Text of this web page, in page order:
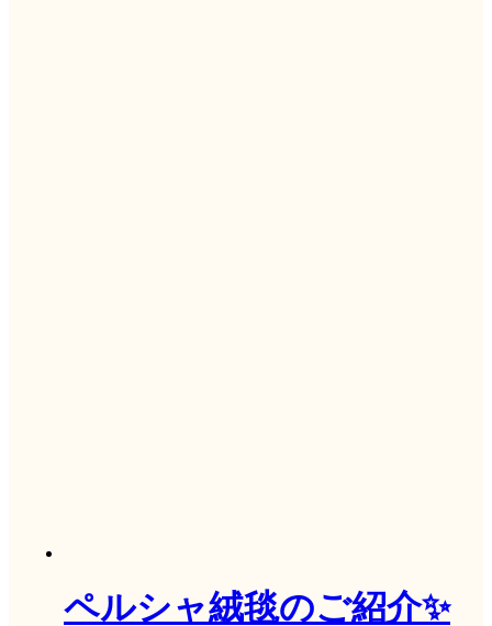
ペルシャ絨毯のご紹介✨